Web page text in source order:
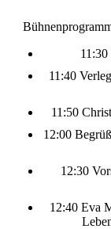
11:40
11:50
12:00
12:30
12:40 Eva